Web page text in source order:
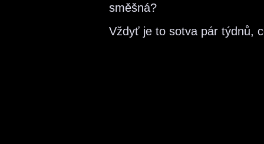
směšná?
Vždyť je to sotva pár týdnů,